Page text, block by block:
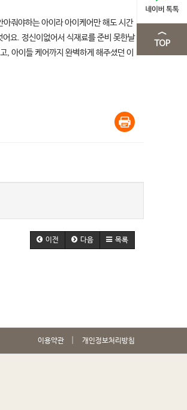
줘야하는 아이라 아이케어만 해도 시간
요. 정신이없어서 식재료를 준비 못한날
, 아이들 케어까지 완벽하게 해주셨던 이
이전 다음 목록
이용약관 개인정보처리방침